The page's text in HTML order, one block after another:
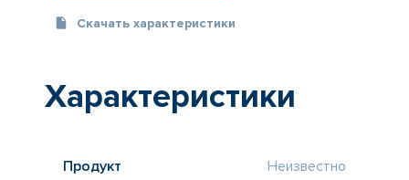
Скачать характеристики
Характеристики
Продукт
Неизвестно